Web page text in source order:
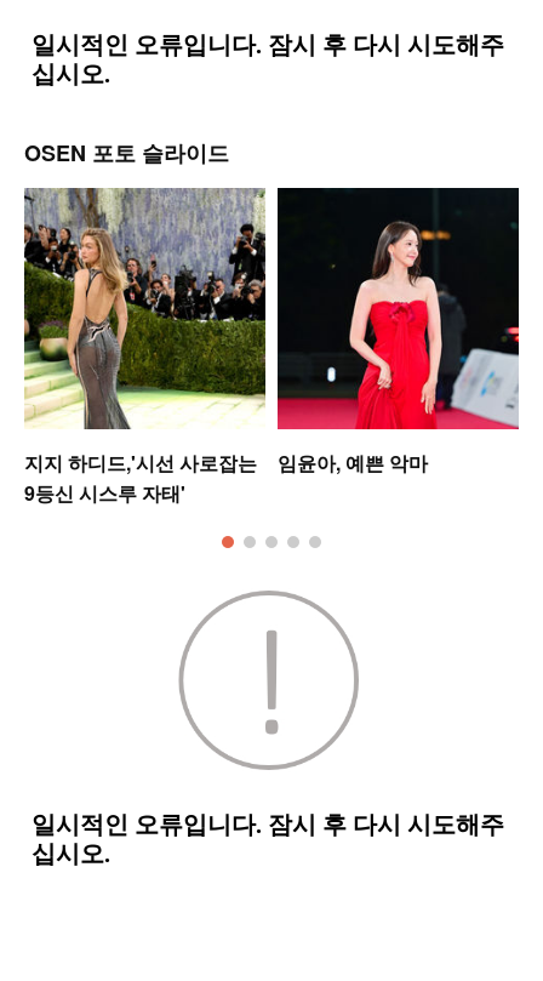
OSEN 포토 슬라이드
지지 하디드,'시선 사로잡는
9등신 시스루 자태'
임윤아, 예쁜 악마